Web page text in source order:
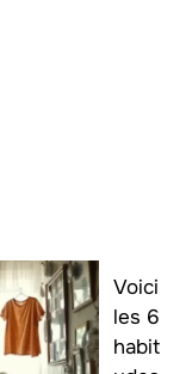
Voici
les 6
habit